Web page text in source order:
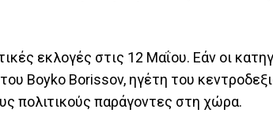
εκλογές στις 12 Μαΐου. Εάν οι
Boyko Borissov, ηγέτη του
πολιτικούς παράγοντες στη χώρα.